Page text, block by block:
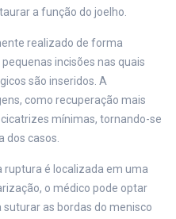
a função do joelho.
realizado de forma
incisões nas quais
são inseridos. A
como recuperação mais
mínimas, tornando-se
dos casos.
ruptura é localizada em uma
o médico pode optar
as bordas do menisco